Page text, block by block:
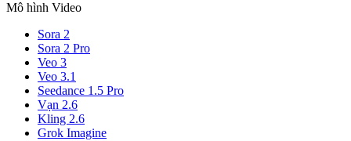
Mô hình Video
Sora 2
Sora 2 Pro
Veo 3
Veo 3.1
Seedance 1.5 Pro
Vạn 2.6
Kling 2.6
Grok Imagine